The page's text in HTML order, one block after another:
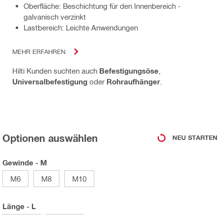
Oberfläche: Beschichtung für den Innenbereich -
galvanisch verzinkt
Lastbereich: Leichte Anwendungen
MEHR ERFAHREN
Hilti Kunden suchten auch Befestigungsöse
Universalbefestigung oder Rohraufhänger
Optionen auswählen NEU STARTEN
Gewinde - M
M6
M8 M10
Länge - L